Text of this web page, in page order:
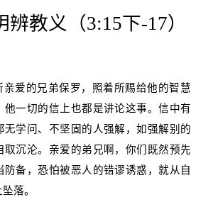
辨教义（3:15下-17）
亲爱的兄弟保罗，照着所赐给他的智慧
他一切的信上也都是讲论这事。信中有
无学问、不坚固的人强解，如强解别的
取沉沦。亲爱的弟兄啊，你们既然预先
防备，恐怕被恶人的错谬诱惑，就从自
落。